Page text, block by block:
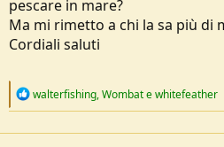
potrebbero).
Seguire i trattori e mangiare gli insetti
più comodo piuttosto di scavare da
Questi comportamenti non sono dati
contrario, perchè noi gli rendiamo la
cibo
pescare in mare?
Ma mi rimetto a chi la sa più di
Cordiali saluti
R
c
walterfishing,Wombatewhitefeather